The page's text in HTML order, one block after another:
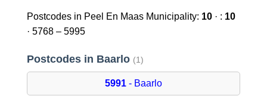
Postcodes in Peel En Maas Municipality: 10· : 10
· 5768 – 5995
Postcodes in Baarlo (1)
5991- Baarlo